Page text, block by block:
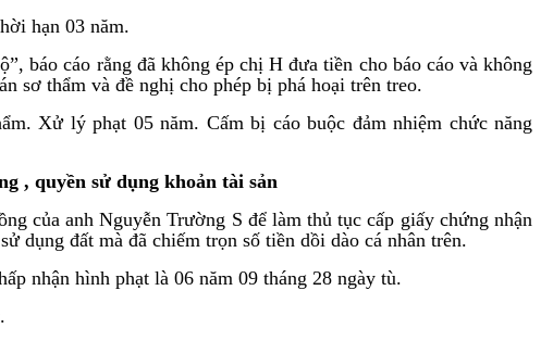
hạn 03 năm.
báo cáo rằng đã không ép chị H đưa tiền cho báo cáo và không
sơ thẩm và đề nghị cho phép bị phá hoại trên treo.
Xử lý phạt 05 năm. Cấm bị cáo buộc đảm nhiệm chức năng
, quyền sử dụng khoản tài sản
của anh Nguyễn Trường S để làm thủ tục cấp giấy chứng nhận
dụng đất mà đã chiếm trọn số tiền dồi dào cá nhân trên.
nhận hình phạt là 06 năm 09 tháng 28 ngày tù.